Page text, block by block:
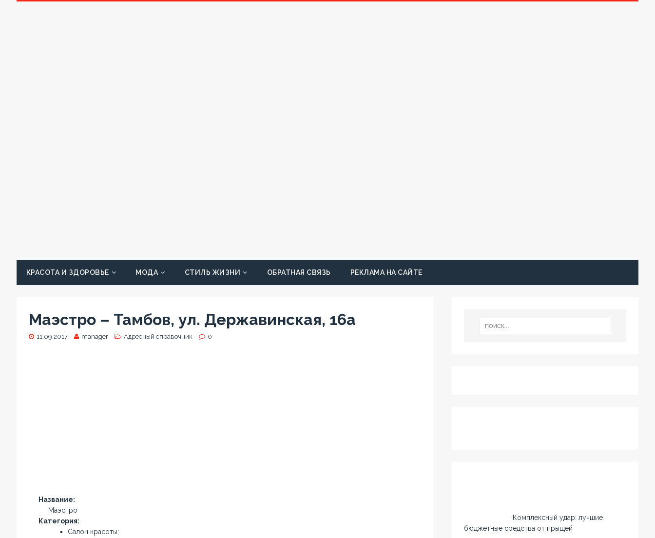
КРАСОТА И ЗДОРОВЬЕ МОДА СТИЛЬ ЖИЗНИ ОБРАТНАЯ СВЯЗЬ РЕКЛАМА НА САЙТЕ
Маэстро – Тамбов, ул. Державинская, 16а
11.09.2017 manager Адресный справочник 0
Название:
Маэстро
Категория:
Салон красоты;
Комплексный удар: лучшие
бюджетные средства от прыщей